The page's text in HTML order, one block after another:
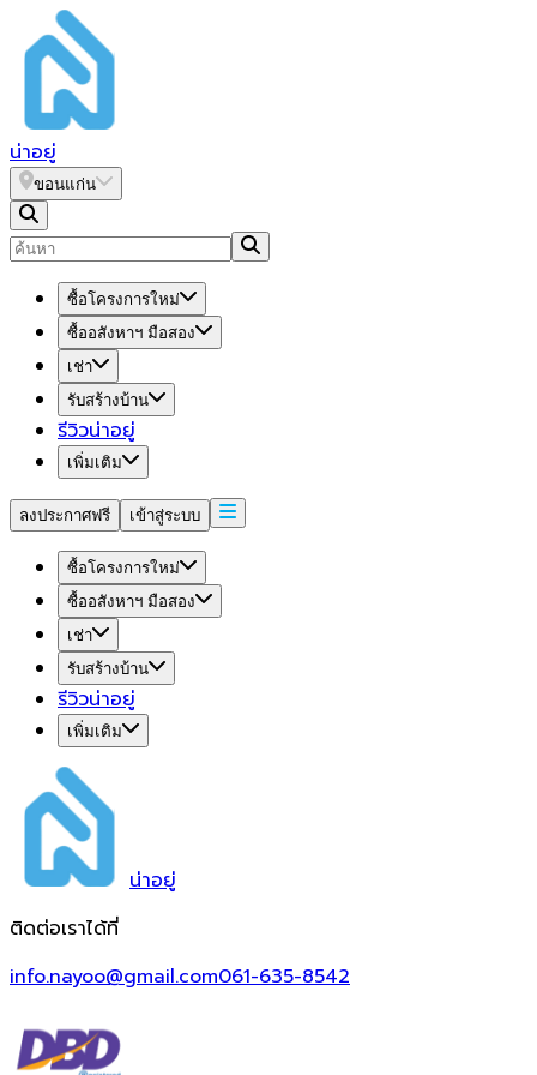
น่าอยู่
ขอนแก่น
ซื้อโครงการใหม่
ซื้ออสังหาฯ มือสอง
เช่า
รับสร้างบ้าน
รีวิวน่าอยู่
เพิ่มเติม
ลงประกาศฟรี เข้าสู่ระบบ
ซื้อโครงการใหม่
ซื้ออสังหาฯ มือสอง
เช่า
รับสร้างบ้าน
รีวิวน่าอยู่
เพิ่มเติม
น่าอยู่
ติดต่อเราได้ที่
info.nayoo@gmail.com061-635-8542